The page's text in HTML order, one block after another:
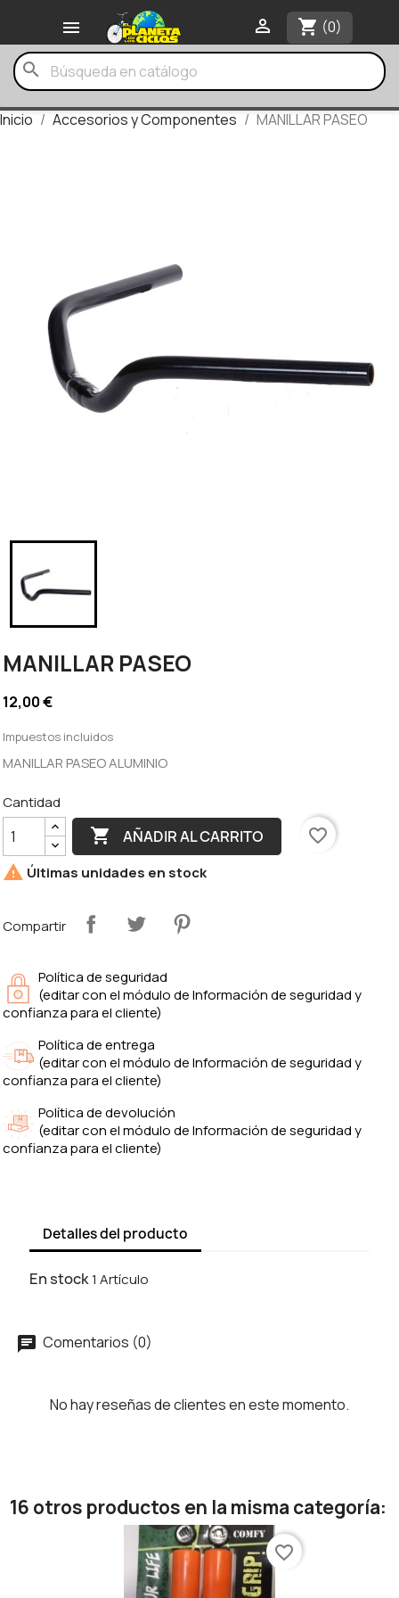
 shopping_cart (0)

search
Inicio Accesorios y Componentes MANILLAR PASEO
MANILLAR PASEO
12,00 €
Impuestos incluidos
MANILLAR PASEO ALUMINIO
Cantidad
 AÑADIR AL CARRITO
favorite_border
 Últimas unidades en stock
Compartir
Política de seguridad
(editar con el módulo de Información de seguridad y
confianza para el cliente)
Política de entrega
(editar con el módulo de Información de seguridad y
confianza para el cliente)
Política de devolución
(editar con el módulo de Información de seguridad y
confianza para el cliente)
Detalles del producto
En stock1 Artículo
Comentarios (0)
No hay reseñas de clientes en este momento.
16 otros productos en la misma categoría:
favorite_border